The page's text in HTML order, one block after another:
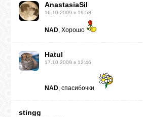
AnastasiaSil
16.10.2009 в 19:58
NAD, Хорошо
Hatul
17.10.2009 в 12:46
NAD, спасибочки
stingg